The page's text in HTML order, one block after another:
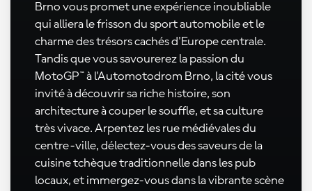
Brno vous promet une expérience inoubliable
qui alliera le frisson du sport automobile et le
charme des trésors cachés d'Europe centrale.
Tandis que vous savourerez la passion du
MotoGP™ à l'Automotodrom Brno, la cité vous
invité à découvrir sa riche histoire, son
architecture à couper le souffle, et sa culture
très vivace. Arpentez les rue médiévales du
centre-ville, délectez-vous des saveurs de la
cuisine tchèque traditionnelle dans les pub
locaux, et immergez-vous dans la vibrante scène